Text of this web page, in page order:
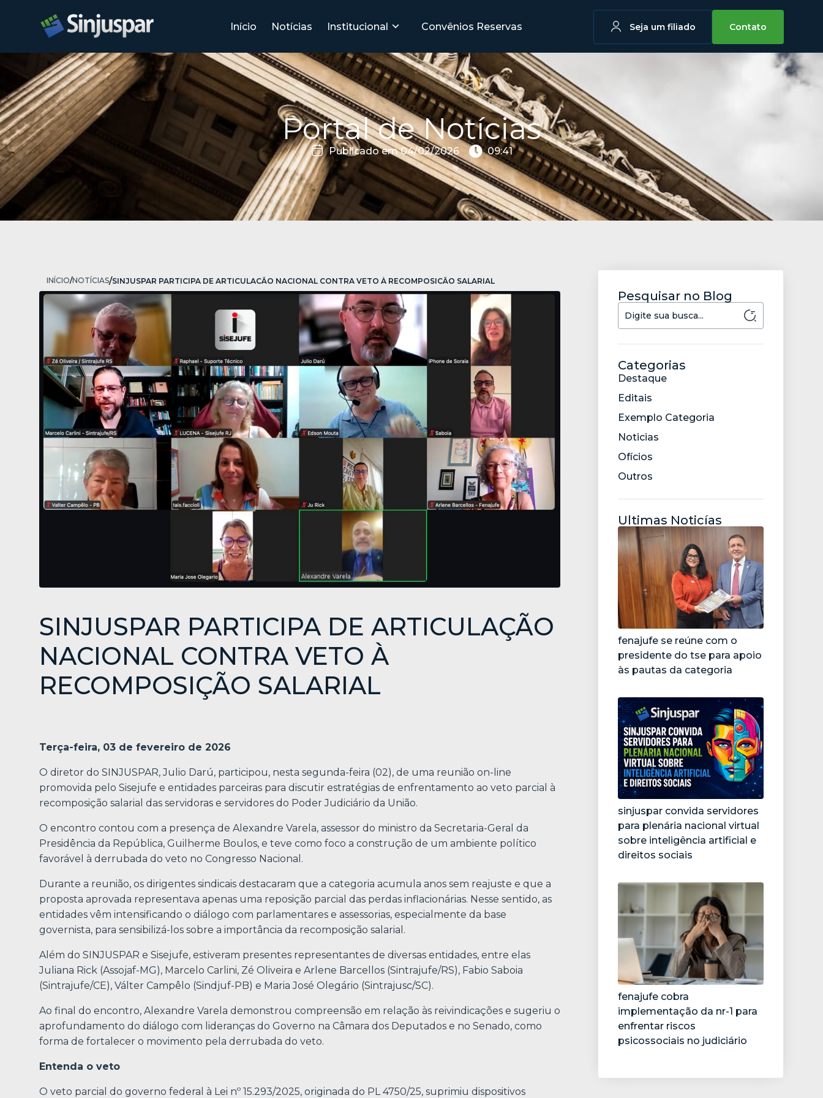
Início Notícias Institucional Convênios Reservas Seja um filiado Contato
Portal de Notícias
Publicado em04/02/2026 09:41
INÍCIO/NOTÍCIAS/SINJUSPAR PARTICIPA DE ARTICULAÇÃO NACIONAL CONTRA VETO À RECOMPOSIÇÃO SALARIAL
SINJUSPAR PARTICIPA DE ARTICULAÇÃO
NACIONAL CONTRA VETO À
RECOMPOSIÇÃO SALARIAL
Terça-feira, 03 de fevereiro de 2026
O diretor do SINJUSPAR, Julio Darú, participou, nesta segunda-feira (02), de uma reunião on-line
promovida pelo Sisejufe e entidades parceiras para discutir estratégias de enfrentamento ao veto parcial à
recomposição salarial das servidoras e servidores do Poder Judiciário da União.
O encontro contou com a presença de Alexandre Varela, assessor do ministro da Secretaria-Geral da
Presidência da República, Guilherme Boulos, e teve como foco a construção de um ambiente político
favorável à derrubada do veto no Congresso Nacional.
Durante a reunião, os dirigentes sindicais destacaram que a categoria acumula anos sem reajuste e que a
proposta aprovada representava apenas uma reposição parcial das perdas inflacionárias. Nesse sentido, as
entidades vêm intensificando o diálogo com parlamentares e assessorias, especialmente da base
governista, para sensibilizá-los sobre a importância da recomposição salarial.
Além do SINJUSPAR e Sisejufe, estiveram presentes representantes de diversas entidades, entre elas
Juliana Rick (Assojaf-MG), Marcelo Carlini, Zé Oliveira e Arlene Barcellos (Sintrajufe/RS), Fabio Saboia
(Sintrajufe/CE), Válter Campêlo (Sindjuf-PB) e Maria José Olegário (Sintrajusc/SC).
Ao final do encontro, Alexandre Varela demonstrou compreensão em relação às reivindicações e sugeriu o
aprofundamento do diálogo com lideranças do Governo na Câmara dos Deputados e no Senado, como
forma de fortalecer o movimento pela derrubada do veto.
Entenda o veto
O veto parcial do governo federal à Lei nº 15.293/2025, originada do PL 4750/25, suprimiu dispositivos
Pesquisar no Blog
Categorias
Destaque
Editais
Exemplo Categoria
Noticias
Ofícios
Outros
Ultimas Noticías
fenajufe se reúne com o
presidente do tse para apoio
às pautas da categoria
sinjuspar convida servidores
para plenária nacional virtual
sobre inteligência artificial e
direitos sociais
fenajufe cobra
implementação da nr-1 para
enfrentar riscos
psicossociais no judiciário